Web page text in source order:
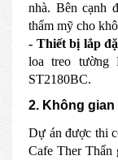
nhà. Bên cạnh
thẩm mỹ cho
- Thiết bị lắp
loa treo tường
ST2180BC.
2. Không gian
Dự án được thi
Cafe Ther Thẩn